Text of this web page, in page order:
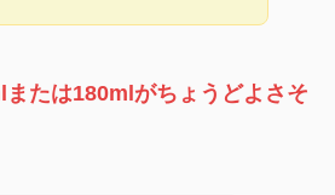
または180mlがちょうどよさそ